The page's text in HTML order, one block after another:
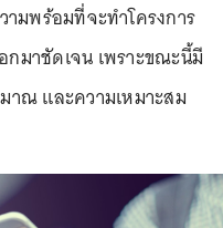
มพร้อมที่จะทำโครงการ
มาชัดเจน เพราะขณะนี้มี
าณ และความเหมาะสม